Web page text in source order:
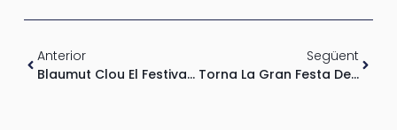
Anterior
Blaumut Clou El Festival De Música I Veu 2016 De Vilafranca Del Penedès
Següent
Torna La Gran Festa Del Piano Amb El 46è Concurs De Joves Intèrprets De Piano De Catalunya